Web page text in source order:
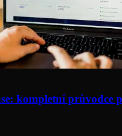
kompletní průvodce